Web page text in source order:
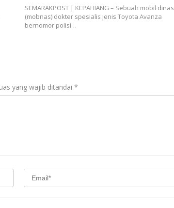
SEMARAKPOST | KEPAHIANG – Sebuah mobil dinas
(mobnas) dokter spesialis jenis Toyota Avanza
bernomor polisi…
yang wajib ditandai *